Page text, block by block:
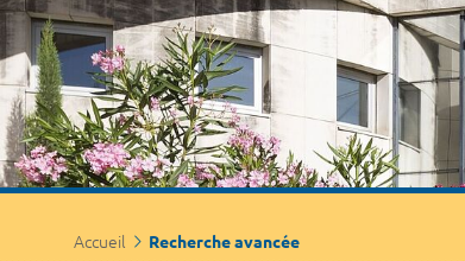
Accueil Recherche avancée